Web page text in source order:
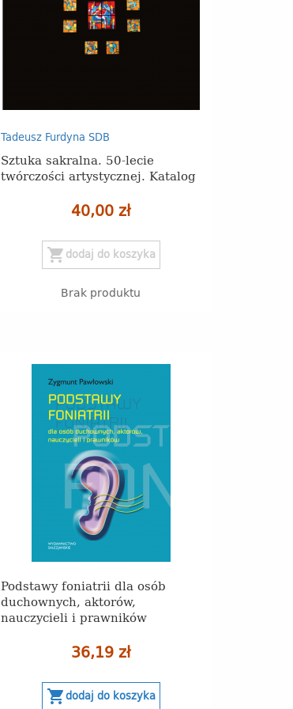
Tadeusz Furdyna SDB
Sztuka sakralna. 50-lecie
twórczości artystycznej. Katalog
40,00 zł
shopping_cart dodaj do koszyka
Brak produktu
Podstawy foniatrii dla osób
duchownych, aktorów,
nauczycieli i prawników
36,19 zł
shopping_cartdodaj do koszyka